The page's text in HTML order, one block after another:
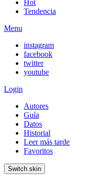
Hot
Tendencia
Menu
instagram
facebook
twitter
youtube
Login
Autores
Guía
Datos
Historial
Leer más tarde
Favoritos
Switch skin